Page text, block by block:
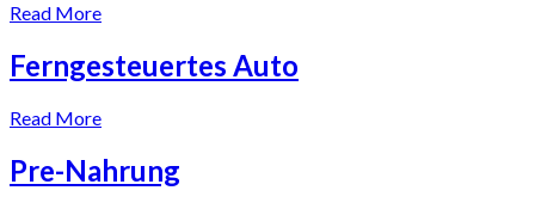
Read More
Ferngesteuertes Auto
Read More
Pre-Nahrung